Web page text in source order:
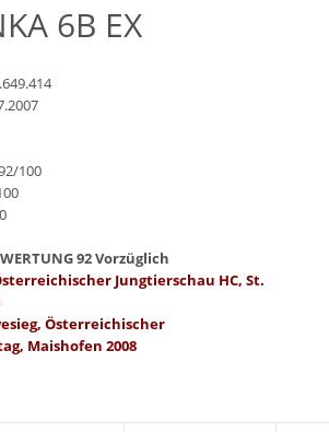
6B EX
100
92 Vorzüglich
Jungtierschau HC, St.
Österreichischer
Maishofen 2008